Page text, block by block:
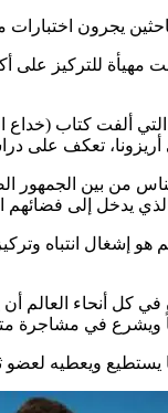
يجرون اختبارات
مهيأة للتركيز
ألفت كتاب (خداع
تعكف على
من بين الجمهور
يدخل إلى
هو إشغال انتباه
في كل أنحاء
ويشرع في مشاجرة
ويعطيه لعضو